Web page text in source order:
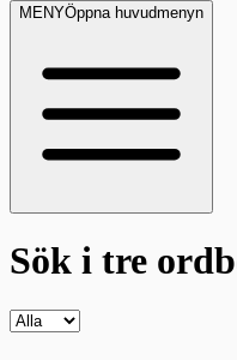
MENYÖppna huvudmenyn
Sök i tre